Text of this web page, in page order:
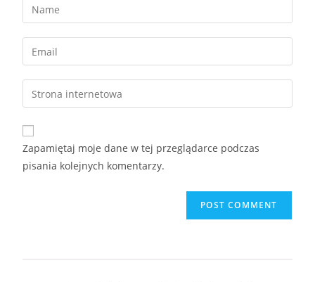
Zapamiętaj moje dane w tej przeglądarce podczas
pisania kolejnych komentarzy.